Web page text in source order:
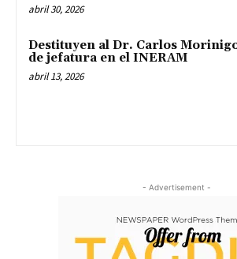
abril 30, 2026
Destituyen al Dr. Carlos
de jefatura en el INERAM
abril 13, 2026
- Advertisement -